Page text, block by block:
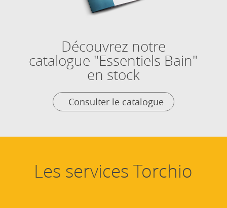
Découvrez notre
catalogue "Essentiels Bain"
en stock
Consulter le catalogue
Les services Torchio